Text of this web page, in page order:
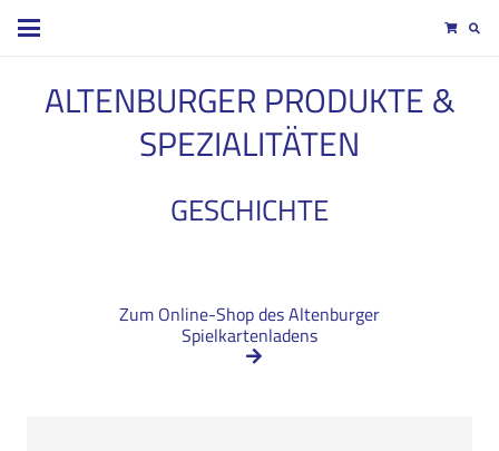
ALTENBURGER PRODUKTE &
SPEZIALITÄTEN
GESCHICHTE
Zum Online-Shop des Altenburger
Spielkartenladens